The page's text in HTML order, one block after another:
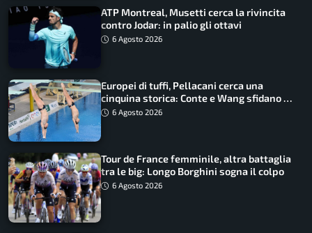
ATP Montreal, Musetti cerca la rivincita
contro Jodar: in palio gli ottavi
6 Agosto 2026
Europei di tuffi, Pellacani cerca una
cinquina storica: Conte e Wang sfidano la
piattaforma
6 Agosto 2026
Tour de France femminile, altra battaglia
tra le big: Longo Borghini sogna il colpo
6 Agosto 2026